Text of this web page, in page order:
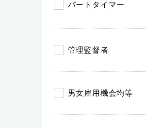
パートタイマー
管理監督者
男女雇用機会均等